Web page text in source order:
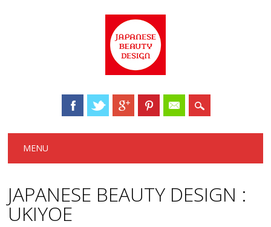
Main menu
MENU
JAPANESE BEAUTY DESIGN :
UKIYOE